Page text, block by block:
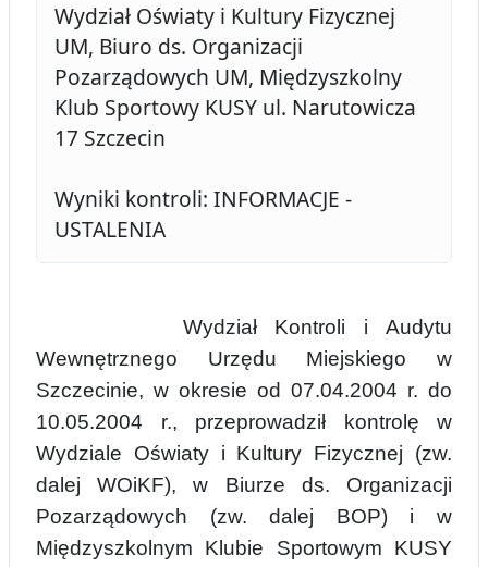
Wydział Oświaty i Kultury Fizycznej
UM, Biuro ds. Organizacji
Pozarządowych UM, Międzyszkolny
Klub Sportowy KUSY ul. Narutowicza
17 Szczecin
Wyniki kontroli: INFORMACJE -
USTALENIA
Wydział Kontroli i Audytu
Wewnętrznego Urzędu Miejskiego w
Szczecinie, w okresie od 07.04.2004 r. do
10.05.2004 r., przeprowadził kontrolę w
Wydziale Oświaty i Kultury Fizycznej (zw.
dalej WOiKF), w Biurze ds. Organizacji
Pozarządowych (zw. dalej BOP) i w
Międzyszkolnym Klubie Sportowym KUSY